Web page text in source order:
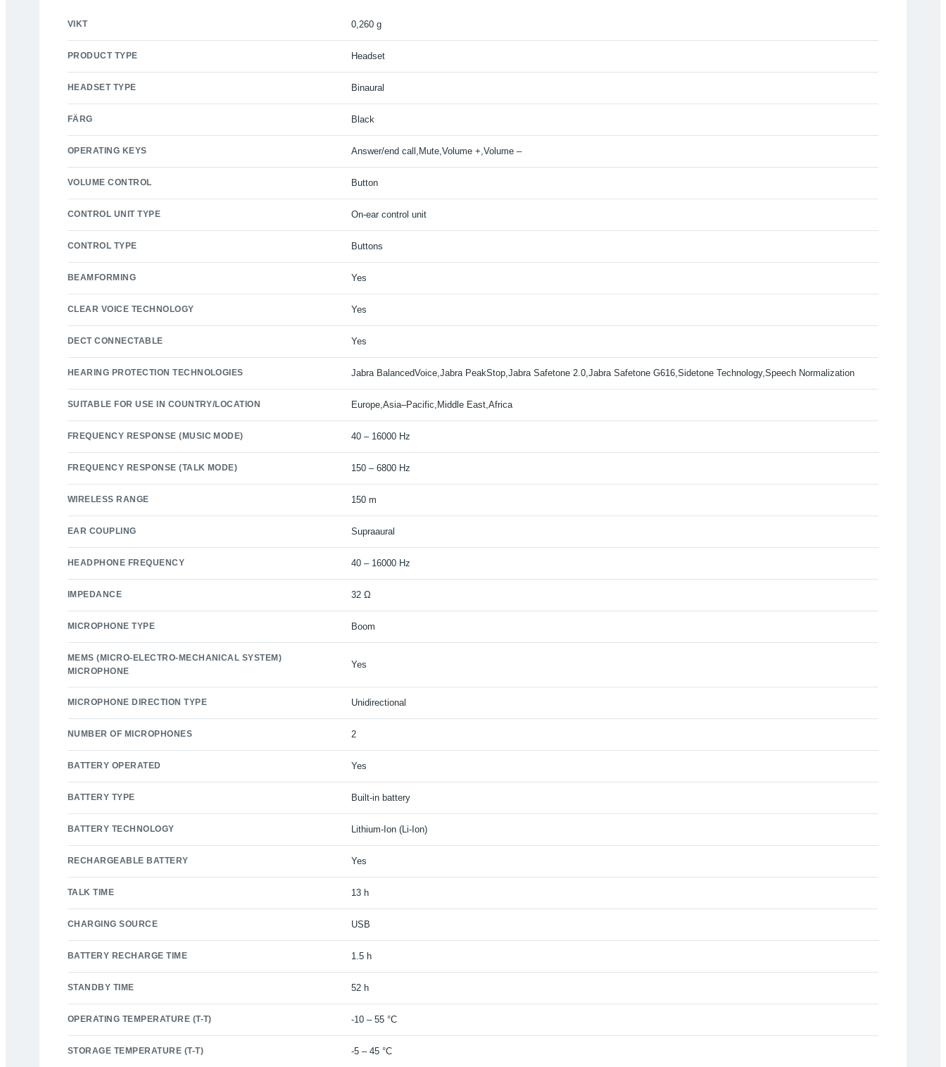
VIKT 0,260 g
PRODUCT TYPE Headset
HEADSET TYPE Binaural
FÄRG Black
OPERATING KEYS Answer/end call,Mute,Volume +,Volume –
VOLUME CONTROL Button
CONTROL UNIT TYPE On-ear control unit
CONTROL TYPE Buttons
BEAMFORMING Yes
CLEAR VOICE TECHNOLOGY Yes
DECT CONNECTABLE Yes
HEARING PROTECTION TECHNOLOGIES Jabra BalancedVoice,Jabra PeakStop,Jabra Safetone 2.0,Jabra Safetone G616,Sidetone Technology,Speech Normalization
SUITABLE FOR USE IN COUNTRY/LOCATION Europe,Asia–Pacific,Middle East,Africa
FREQUENCY RESPONSE (MUSIC MODE) 40 – 16000 Hz
FREQUENCY RESPONSE (TALK MODE) 150 – 6800 Hz
WIRELESS RANGE 150 m
EAR COUPLING Supraaural
HEADPHONE FREQUENCY 40 – 16000 Hz
IMPEDANCE 32 Ω
MICROPHONE TYPE Boom
MEMS (MICRO-ELECTRO-MECHANICAL SYSTEM)
MICROPHONE
Yes
MICROPHONE DIRECTION TYPE Unidirectional
NUMBER OF MICROPHONES 2
BATTERY OPERATED Yes
BATTERY TYPE Built-in battery
BATTERY TECHNOLOGY Lithium-Ion (Li-Ion)
RECHARGEABLE BATTERY Yes
TALK TIME 13 h
CHARGING SOURCE USB
BATTERY RECHARGE TIME 1.5 h
STANDBY TIME 52 h
OPERATING TEMPERATURE (T-T) -10 – 55 °C
STORAGE TEMPERATURE (T-T) -5 – 45 °C